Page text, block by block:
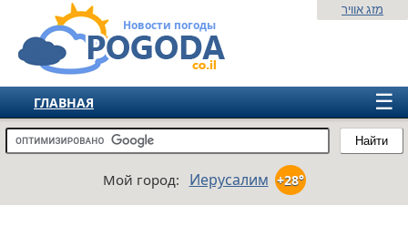
Новости погоды
Найти
מזג אוויר
☰
ГЛАВНАЯ
ИЗРАИЛЬ
ЕВРОПА
Мой город: Иерусалим +28°